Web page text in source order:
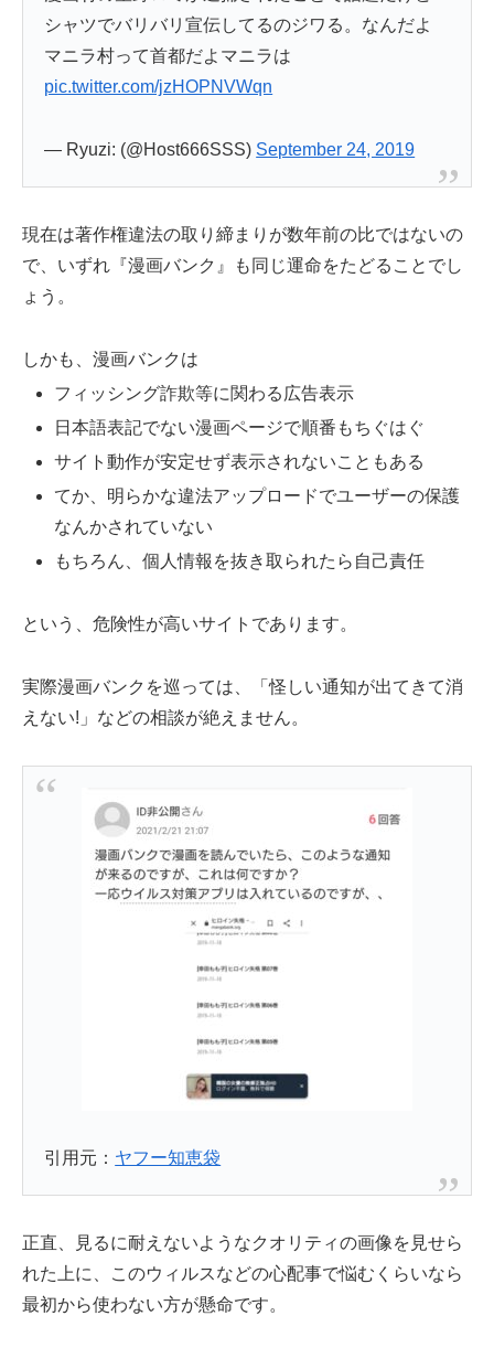
シャツでバリバリ宣伝してるのジワる。なんだよ
マニラ村って首都だよマニラは
pic.twitter.com/jzHOPNVWqn
— Ryuzi: (@Host666SSS) September 24, 2019
現在は著作権違法の取り締まりが数年前の比ではないの
で、いずれ『漫画バンク』も同じ運命をたどることでし
ょう。
しかも、漫画バンクは
フィッシング詐欺等に関わる広告表示
日本語表記でない漫画ページで順番もちぐはぐ
サイト動作が安定せず表示されないこともある
てか、明らかな違法アップロードでユーザーの保護
なんかされていない
もちろん、個人情報を抜き取られたら自己責任
という、危険性が高いサイトであります。
実際漫画バンクを巡っては、「怪しい通知が出てきて消
えない!」などの相談が絶えません。
引用元： ヤフー知恵袋
正直、見るに耐えないようなクオリティの画像を見せら
れた上に、このウィルスなどの心配事で悩むくらいなら
最初から使わない方が懸命です。